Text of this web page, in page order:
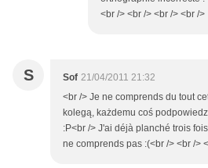
<br /> <br /> <br /> <br />
S Sof 21/04/2011 21:32
<br /> Je ne comprends du tout
kolegą, każdemu coś
:P<br /> J'ai déjà planché trois
ne comprends pas :(<br /> <br />